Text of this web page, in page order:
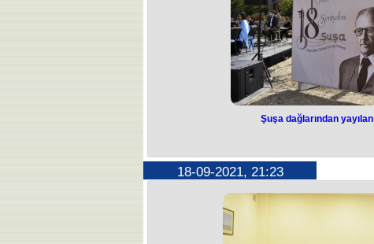
Şuşa dağlarından
18-09-2021, 21:23